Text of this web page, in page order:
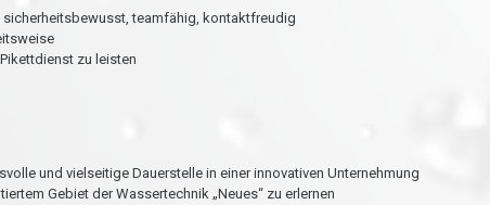
teamfähig, kontaktfreudig
zu leisten
und vielseitige Dauerstelle in einer innovativen Unternehmung
Gebiet der Wassertechnik „Neues“ zu erlernen